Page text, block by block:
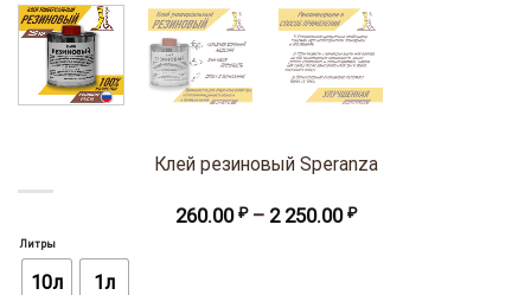
Клей резиновый Speranza
260.00 ₽ – 2 250.00 ₽Диапазон
Литры
10л 1л